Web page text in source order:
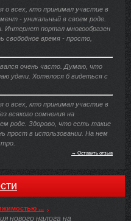
о всех, кто принимал участие в
- уникальный в своем роде.
Интернет портал многообразен
свободное время - просто,
очень часто. Думаю, что
удачи. Хотелося б видеться с
о всех, кто принимал участие в
всякого сомнения на
роде. Здорово, что есть такие
прост в использовании. На нем
→ Оставить отзыв
...
нового налога на